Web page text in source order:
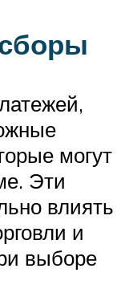
могут
Эти
влиять
и
выборе